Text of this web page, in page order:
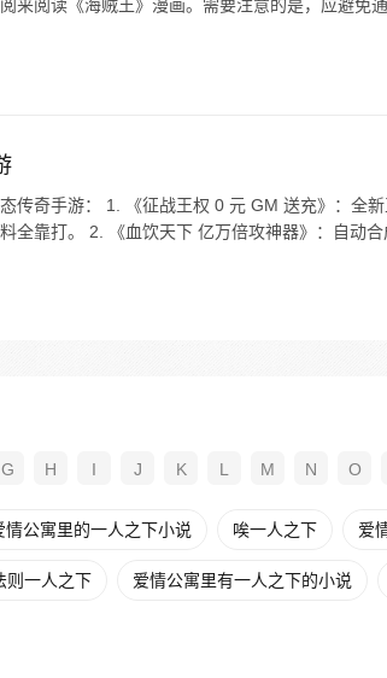
来阅读《海贼王》漫画。需要注意的是，应避免
传奇手游： 1. 《征战王权 0 元 GM 送充》：全
全靠打。 2. 《血饮天下 亿万倍攻神器》：自动合
G H I J K L M N O
情公寓里的一人之下小说 唉一人之下 爱
则一人之下 爱情公寓里有一人之下的小说